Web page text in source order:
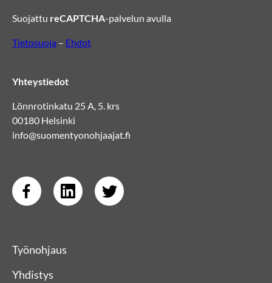
Suojattu reCAPTCHA-palvelun avulla
Tietosuoja – Ehdot
Yhteystiedot
Lönnrotinkatu 25 A, 5. krs
00180 Helsinki
info@suomentyonohjaajat.fi
Työnohjaus
Yhdistys